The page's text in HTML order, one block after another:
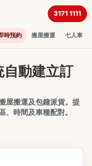
時預約 搬屋搬運 七人車
3171 1111
動建立訂
屋搬運及包鐘派貨。提
時間及車種配對。